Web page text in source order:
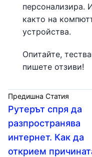
персонализира.
както на
устройства.
Опитайте,
пишете отзиви!
Предишна Статия
Рутерът спря да
разпространява
интернет. Как да
открием